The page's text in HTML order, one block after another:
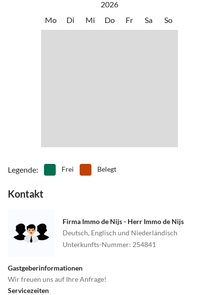
•
2026
Mo
Di Mi Do Fr Sa So
Legende: Frei Belegt
Kontakt
Firma Immo de Nijs - Herr Immo de Nijs
Deutsch, Englisch und Niederländisch
Unterkunfts-Nummer: 254841
Gastgeberinformationen
Wir freuen uns auf Ihre Anfrage!
Servicezeiten